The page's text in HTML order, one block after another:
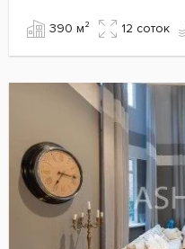
390 м² 12 cоток